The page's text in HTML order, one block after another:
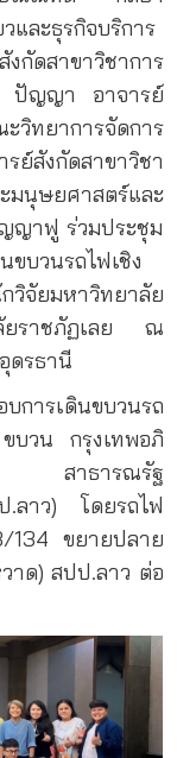
และธุรกิจบริการ
กัดสาขาวิชาการ
ปัญญา อาจารย์
ทยาการจัดการ
สังกัดสาขาวิชา
ยศาสตร์และ
ญาฟู ร่วมประชุม
ขบวนรถไฟเชิง
จัยมหาวิทยาลัย
ยราชภัฏเลย ณ
ดรธานี
รเดินขบวนรถ
บวน กรุงเทพอภิ
สาธารณรัฐ
.ลาว) โดยรถไฟ
134 ขยายปลาย
าด) สปป.ลาว ต่อ